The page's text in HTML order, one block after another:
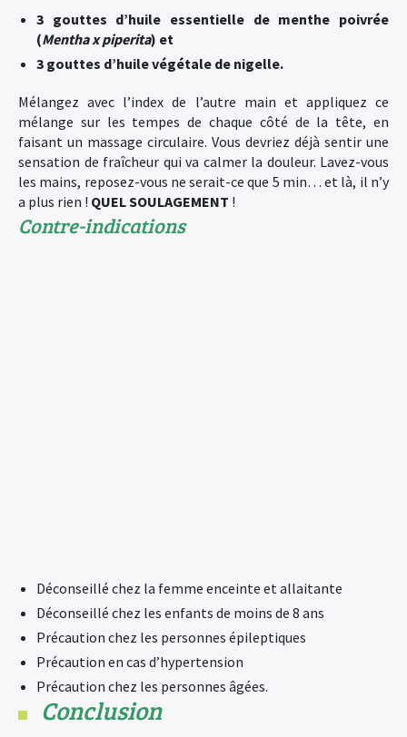
3 gouttes d’huile essentielle de menthe poivrée
(Mentha x piperita) et
3 gouttes d’huile végétale de nigelle.
Mélangez avec l’index de l’autre main et appliquez ce
mélange sur les tempes de chaque côté de la tête, en
faisant un massage circulaire. Vous devriez déjà sentir une
sensation de fraîcheur qui va calmer la douleur. Lavez-vous
les mains, reposez-vous ne serait-ce que 5 min… et là, il n’y
a plus rien ! ​ QUEL SOULAGEMENT ​ !
Contre-indications
Déconseillé chez la femme enceinte et allaitante
Déconseillé chez les enfants de moins de 8 ans
Précaution chez les personnes épileptiques
Précaution en cas d’hypertension
Précaution chez les personnes âgées.
Conclusion